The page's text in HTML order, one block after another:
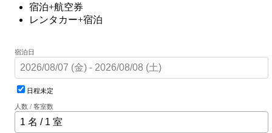
宿泊+航空券
レンタカー+宿泊
宿泊日
日程未定
人数 / 客室数